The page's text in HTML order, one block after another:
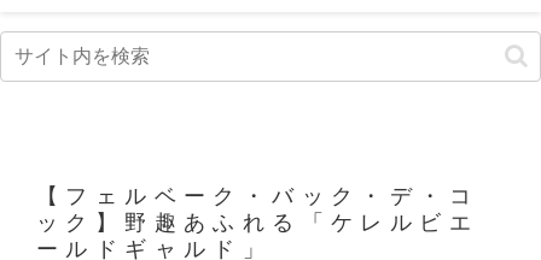
【フェルベーク・バック・デ・コ
ック】野趣あふれる「ケレルビエ
ールドギャルド」